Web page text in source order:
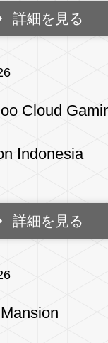
詳細を見る
Cloud
Indonesia
詳細を見る